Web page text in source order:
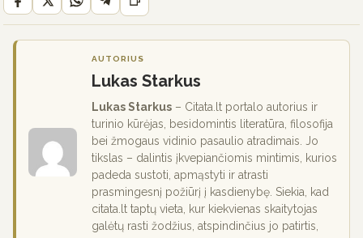
AUTORIUS
Lukas Starkus
Lukas Starkus – Citata.lt portalo autorius ir
turinio kūrėjas, besidomintis literatūra, filosofija
bei žmogaus vidinio pasaulio atradimais. Jo
tikslas – dalintis įkvepiančiomis mintimis, kurios
padeda sustoti, apmąstyti ir atrasti
prasmingesnį požiūrį į kasdienybę. Siekia, kad
citata.lt taptų vieta, kur kiekvienas skaitytojas
galėtų rasti žodžius, atspindinčius jo patirtis,